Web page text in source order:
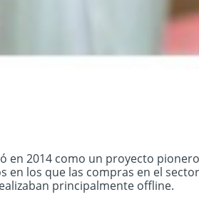
en 2014 como un proyecto pionero
en los que las compras en el sector
principalmente offline.